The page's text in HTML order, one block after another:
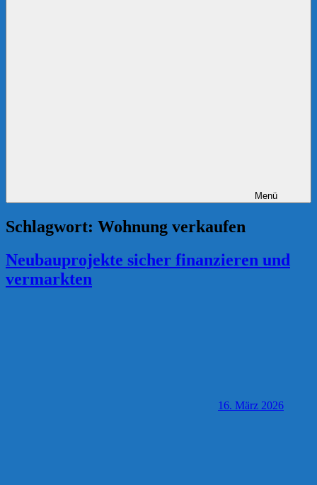
Menü
Schlagwort: Wohnung verkaufen
Neubauprojekte sicher finanzieren und
vermarkten
16. März 2026